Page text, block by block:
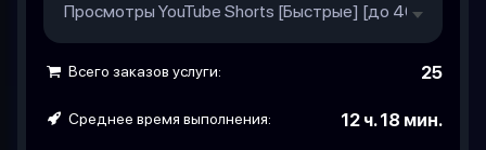
Просмотры YouTube Shorts [Быстрые] [до 40к/
Всего заказов услуги: 25
Среднее время выполнения: 12 ч. 18 мин.